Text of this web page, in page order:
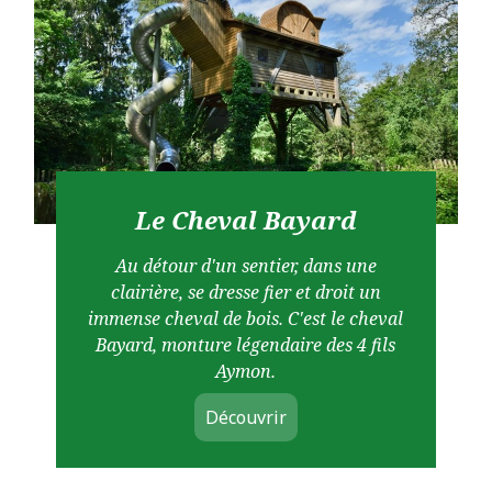
Le Cheval Bayard
Au détour d'un sentier, dans une
clairière, se dresse fier et droit un
immense cheval de bois. C'est le cheval
Bayard, monture légendaire des 4 fils
Aymon.
Découvrir